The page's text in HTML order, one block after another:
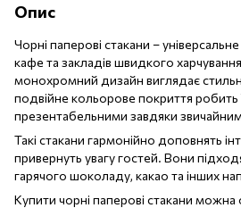
Опис
Чорні паперові стакани –
кафе та закладів швидкого
монохромний дизайн виглядає
подвійне кольорове покриття робить
презентабельними завдяки
Такі стакани гармонійно доповнять
привернуть увагу гостей. Вони
гарячого шоколаду, какао та інших
Купити чорні паперові стакани можна